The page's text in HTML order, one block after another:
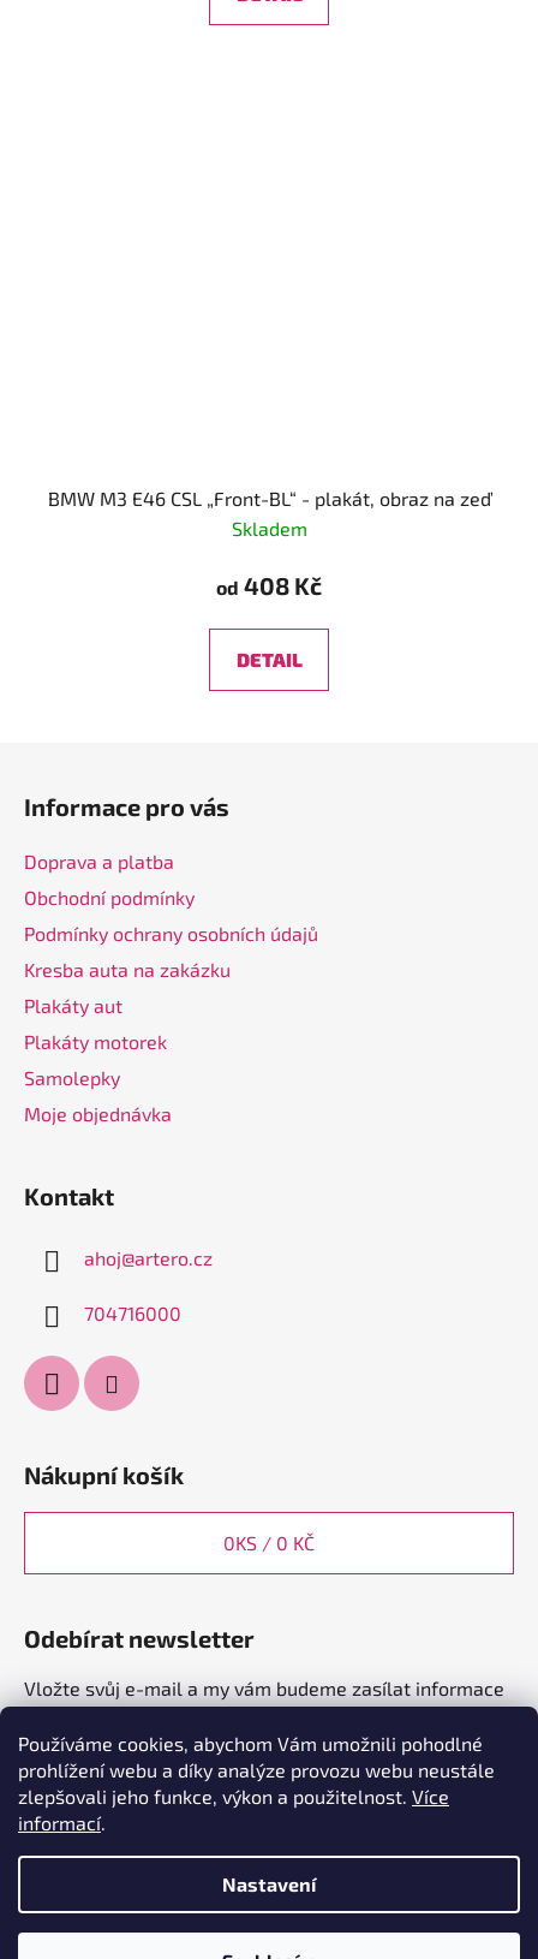
Používáme cookies, abychom Vám umožnili pohodlné
prohlížení webu a díky analýze provozu webu neustále
zlepšovali jeho funkce, výkon a použitelnost. Více
informací.
Nastavení
BMW M3 E46 CSL „Front-BL“ - plakát, obraz na zeď
Skladem
od 408 Kč
DETAIL
Informace pro vás
Doprava a platba
Obchodní podmínky
Podmínky ochrany osobních údajů
Kresba auta na zakázku
Plakáty aut
Plakáty motorek
Samolepky
Moje objednávka
Kontakt
ahoj@artero.cz
704716000
Nákupní košík
0KS / 0 KČ
Odebírat newsletter
Vložte svůj e-mail a my vám budeme zasílat informace
E-mail
PŘIHLÁSIT SE